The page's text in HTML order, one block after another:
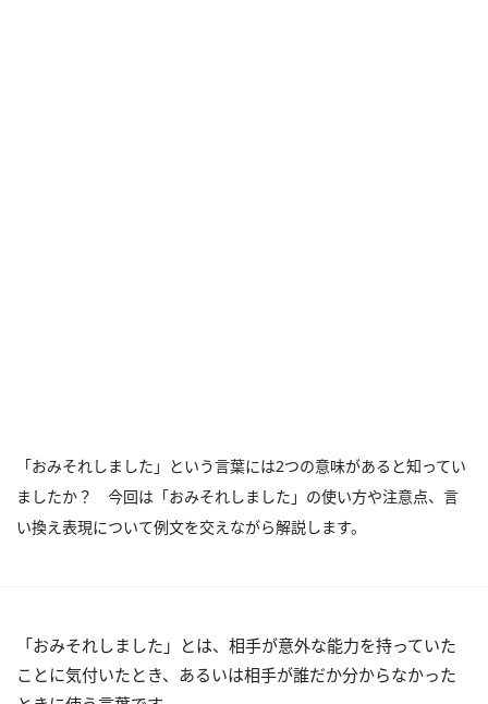
「おみそれしました」という言葉には2つの意味があると知ってい
ましたか？ 今回は「おみそれしました」の使い方や注意点、言
い換え表現について例文を交えながら解説します。
「おみそれしました」とは、相手が意外な能力を持っていた
ことに気付いたとき、あるいは相手が誰だか分からなかった